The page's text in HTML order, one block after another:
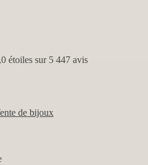
étoiles sur 5 447 avis
de bijoux